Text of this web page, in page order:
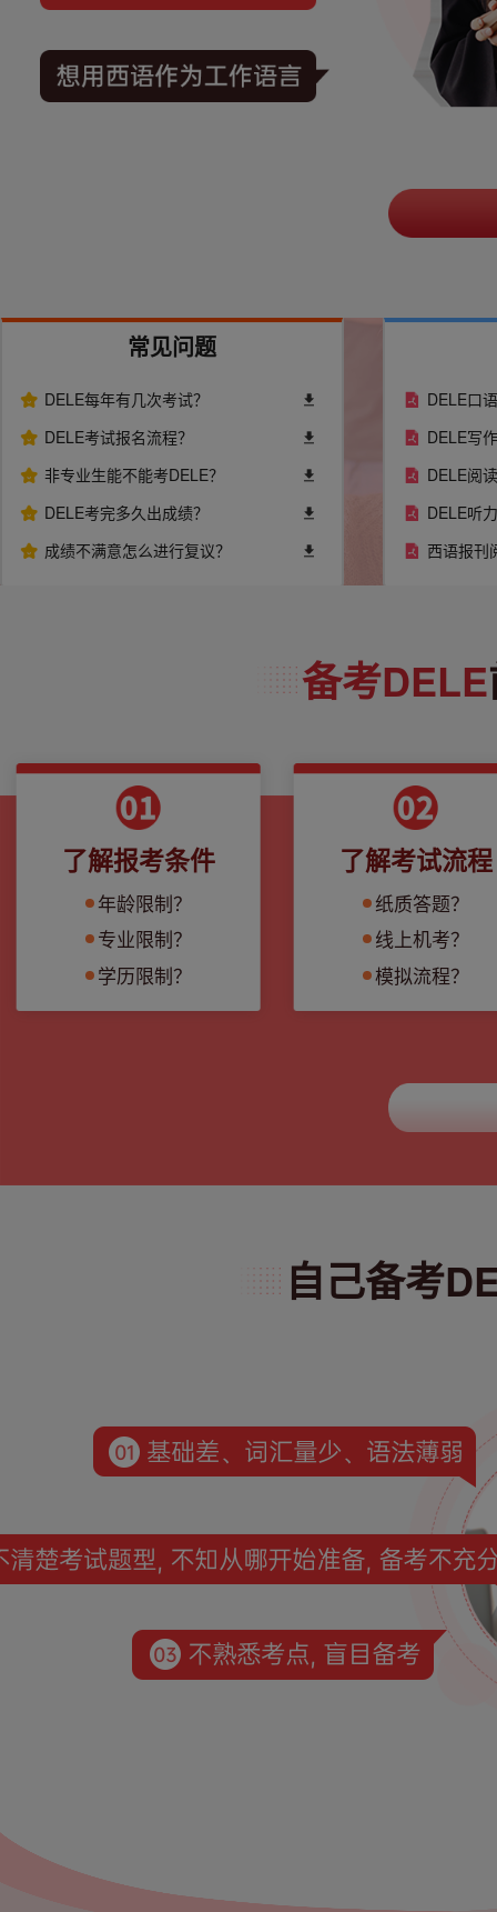
常见问题
DELE每年有几次考试？
DELE考试报名流程？
非专业生能不能考DELE？
DELE考完多久出成绩？
成绩不满意怎么进行复议？
DELE口
DELE写
DELE阅
DELE听
西语报刊
备考DELE
了解报考条件
年龄限制？
专业限制？
学历限制？
了解考试流程
纸质答题？
线上机考？
模拟流程？
自己备考